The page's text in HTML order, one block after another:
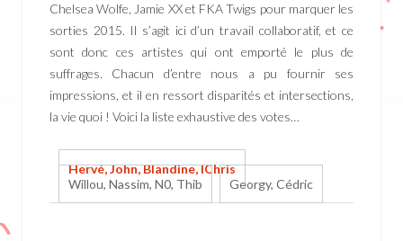
Chelsea Wolfe, Jamie XX et FKA Twigs pour marquer les
sorties 2015. Il s’agit ici d’un travail collaboratif, et ce
sont donc ces artistes qui ont emporté le plus de
suffrages. Chacun d’entre nous a pu fournir ses
impressions, et il en ressort disparités et intersections,
la vie quoi ! Voici la liste exhaustive des votes…
Hervé, John, Blandine, IChris
Willou, Nassim, N0, Thib
Georgy, Cédric